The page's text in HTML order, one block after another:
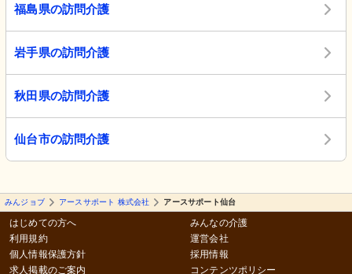
福島県の訪問介護
岩手県の訪問介護
秋田県の訪問介護
仙台市の訪問介護
みんジョブ アースサポート 株式会社 アースサポート仙台
はじめての方へ
利用規約
個人情報保護方針
求人掲載のご案内
みんなの介護
運営会社
採用情報
コンテンツポリシー